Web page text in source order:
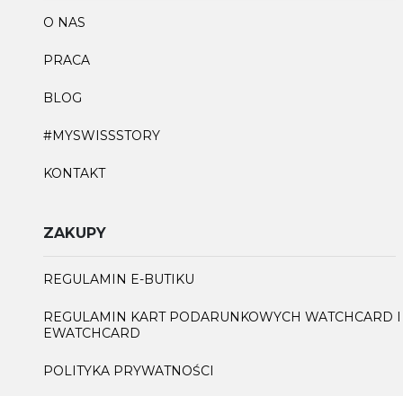
O NAS
PRACA
BLOG
#MYSWISSSTORY
KONTAKT
ZAKUPY
REGULAMIN E-BUTIKU
REGULAMIN KART PODARUNKOWYCH WATCHCARD I
EWATCHCARD
POLITYKA PRYWATNOŚCI